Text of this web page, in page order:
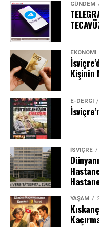
GÜNDEM
EKONOMI
Kişinin
E-DERGI
İSVIÇRE
YAŞAM